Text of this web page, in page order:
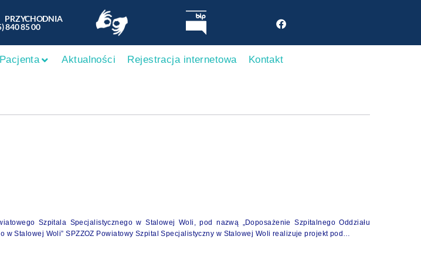
840 85 00
Aktualności Rejestracja internetowa Kontakt
Szpitala Specjalistycznego w Stalowej Woli, pod nazwą „Doposażenie Szpitalnego Oddziału
w Stalowej Woli” SPZZOZ Powiatowy Szpital Specjalistyczny w Stalowej Woli realizuje projekt pod…